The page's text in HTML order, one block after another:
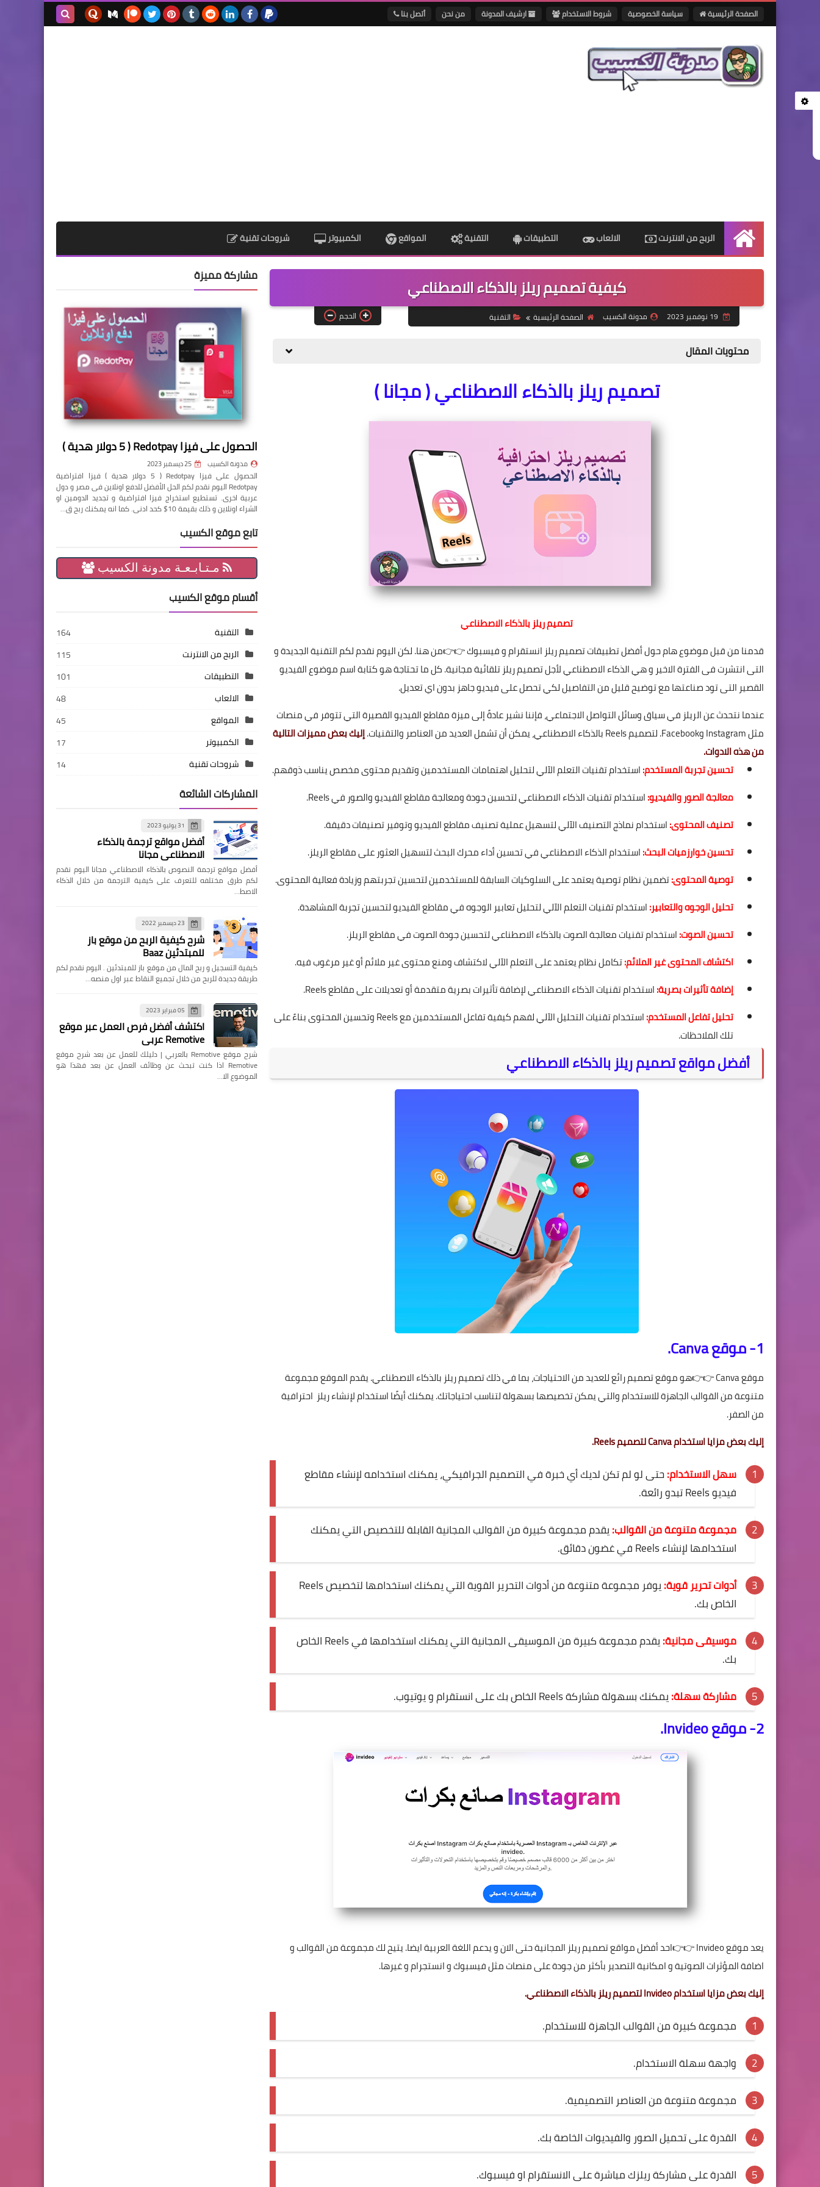
الصفحة الرئيسية سياسة الخصوصية شروط الاستخدام ارشيف المدونة من نحن أتصل بنا
الرئيسية
الربح من الانترنت الالعاب التطبيقات التقنية المواقع الكمبيوتر شروحات تقنية
كيفية تصميم ريلز بالذكاء الاصطناعي
مدونة الكسيب الصفحة الرئيسية التقنية الحجم
محتويات المقال
تصميم ريلز بالذكاء الاصطناعي ( مجانا )
تصميم ريلز بالذكاء الاصطناعي
قدمنا من قبل موضوع هام حولأفضل تطبيقات تصميم ريلز انستقرام و فيسبوك👉👉من هنا. لكن اليوم نقدم لكم التقنية الجديدة و
التى انتشرت فى الفترة الاخير و هي الذكاء الاصطناعي لأجل تصميم ريلز تلقائية مجانية. كل ما تحتاجة هو كتابة اسم موضوع الفيديو
القصير التى تود صناعتها مع توضيح قليل من التفاصيل لكي تحصل على فيديو جاهز بدون اي تعديل.
عندما نتحدث عن الريلز في سياق وسائل التواصل الاجتماعي، فإننا نشير عادةً إلى ميزة مقاطع الفيديو القصيرة التي تتوفر في منصات
مثل Instagram وFacebook. لتصميم Reels بالذكاء الاصطناعي، يمكن أن تشمل العديد من العناصر والتقنيات.
إليك بعض مميزات التالية
من هذه الادوات.
تحسين تجربة المستخدم:استخدام تقنيات التعلم الآلي لتحليل اهتمامات المستخدمين وتقديم محتوى مخصص يناسب ذوقهم.
معالجة الصور والفيديو:استخدام تقنيات الذكاء الاصطناعي لتحسين جودة ومعالجة مقاطع الفيديو والصور في Reels.
تصنيف المحتوى:استخدام نماذج التصنيف الآلي لتسهيل عملية تصنيف مقاطع الفيديو وتوفير تصنيفات دقيقة.
تحسين خوارزميات البحث:استخدام الذكاء الاصطناعي في تحسين أداء محرك البحث لتسهيل العثور على مقاطع الريلز.
توصية المحتوى:تضمين نظام توصية يعتمد على السلوكيات السابقة للمستخدمين لتحسين تجربتهم وزيادة فعالية المحتوى.
تحليل الوجوه والتعابير:استخدام تقنيات التعلم الآلي لتحليل تعابير الوجوه في مقاطع الفيديو لتحسين تجربة المشاهدة.
تحسين الصوت:استخدام تقنيات معالجة الصوت بالذكاء الاصطناعي لتحسين جودة الصوت في مقاطع الريلز.
اكتشاف المحتوى غير الملائم:تكامل نظام يعتمد على التعلم الآلي لاكتشاف ومنع محتوى غير ملائم أو غير مرغوب فيه.
إضافة تأثيرات بصرية:استخدام تقنيات الذكاء الاصطناعي لإضافة تأثيرات بصرية متقدمة أو تعديلات على مقاطع Reels.
تحليل تفاعل المستخدم:
استخدام تقنيات التحليل الآلي لفهم كيفية تفاعل المستخدمين مع Reels وتحسين المحتوى بناءً على
تلك الملاحظات.
أفضل مواقع تصميم ريلز بالذكاء الاصطناعي
1- موقع Canva.
موقعCanva👉👉هو موقع تصميم رائع للعديد من الاحتياجات، بما في ذلك تصميم ريلز بالذكاء الاصطناعي. يقدم الموقع مجموعة
متنوعة من القوالب الجاهزة للاستخدام والتي يمكن تخصيصها بسهولة لتناسب احتياجاتك. يمكنك أيضًا استخدام لإنشاء ريلز احترافية
من الصفر.
إليك بعض مزايا استخدام Canva لتصميم Reels.
سهل الاستخدام:حتى لو لم تكن لديك أي خبرة في التصميم الجرافيكي، يمكنك استخدامه لإنشاء مقاطع
فيديو Reels تبدو رائعة.
مجموعة متنوعة من القوالب:يقدم مجموعة كبيرة من القوالب المجانية القابلة للتخصيص التي يمكنك
استخدامها لإنشاء Reels في غضون دقائق.
أدوات تحرير قوية:
يوفر مجموعة متنوعة من أدوات التحرير القوية التي يمكنك استخدامها لتخصيص Reels
الخاص بك.
موسيقى مجانية:
يقدم مجموعة كبيرة من الموسيقى المجانية التي يمكنك استخدامها في Reels الخاص
بك.
مشاركة سهلة:يمكنك بسهولة مشاركة Reels الخاص بك على انستقرام و يوتيوب.
2- موقع Invideo.
يعد موقعInvideo👉👉احد أفضل مواقع تصميم ريلز المجانية حتى الان و يدعم اللغة العربية ايضا. يتيح لك مجموعة من القوالب و
اضافة المؤثرات الصوتية و امكانية التصدير بأكثر من جودة على منصات مثل فيسبوك و انستجرام و غيرها.
إليك بعض مزايا استخدام Invideo لتصميم ريلز بالذكاء الاصطناعي.
مجموعة كبيرة من القوالب الجاهزة للاستخدام.
واجهة سهلة الاستخدام.
مجموعة متنوعة من العناصر التصميمية.
القدرة على تحميل الصور والفيديوات الخاصة بك.
القدرة على مشاركة ريلزك مباشرة على الانستقرام او فيسبوك.
مشاركة مميزة
الحصول على فيزا Redotpay ( 5 دولار هدية )
مدونة الكسيب 25 ديسمبر 2023
الحصول على فيزا Redotpay ( 5 دولار هدية ) فيزا افتراضية
Redotpay اليوم نقدم لكم الحل الأفضل للدفع اونلاين فى مصر و دول
عربية اخرى. تستطيع استخراج فيزا افتراضية و تجديد الدومين او
الشراء اونلاين و ذلك بقيمة 10$ كحد ادنى. كما انه يمكنك ربح ق…
تابع موقع الكسيب
مـتـابـعـة مدونة الكسيب
أقسام موقع الكسيب
التقنية
164
الربح من الانترنت
115
التطبيقات
101
الالعاب
48
المواقع
45
الكمبيوتر
17
شروحات تقنية
14
المشاركات الشائعة
31 يوليو 2023
أفضل مواقع ترجمة بالذكاء
الاصطناعي مجانا
أفضل مواقع ترجمة النصوص بالذكاء الاصطناعي مجانا اليوم نقدم
لكم طرق مختلفه للتعرف على كيفية الترجمة من خلال الذكاء
الاصط…
23 ديسمبر 2022
شرح كيفية الربح من موقع باز
للمبتدئين Baaz
كيفية التسجيل و ربح المال من موقع باز للمبتدئين . اليوم نقدم لكم
طريقة جديدة للربح من خلال تجميع النقاط عبر اول منصه…
05 فبراير 2023
اكتشف أفضل فرص العمل عبر موقع
Remotive عربي
شرح موقع Remotive بالعربي | دليلك للعمل عن بعد شرح موقع
Remotive اذا كنت تبحث عن وظائف العمل عن بعد فهذا هو
الموضوع الا…